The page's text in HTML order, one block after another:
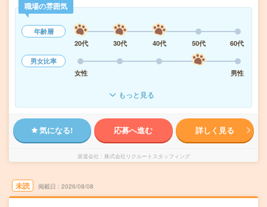
職場の雰囲気
年齢層
20代
30代 40代 50代
60代
男女比率
女性
男性
もっと見る
気になる! 応募へ進む 詳しく見る
派遣会社 株式会社リクルートスタッフィング
未読 掲載日 2026/08/08